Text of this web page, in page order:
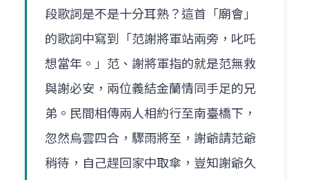
段歌詞是不是十分耳熟？這首「廟會」
的歌詞中寫到「范謝將軍站兩旁，叱吒
想當年。」范、謝將軍指的就是范無救
與謝必安，兩位義結金蘭情同手足的兄
弟。民間相傳兩人相約行至南臺橋下，
忽然烏雲四合，驟雨將至，謝爺請范爺
稍待，自己趕回家中取傘，豈知謝爺久